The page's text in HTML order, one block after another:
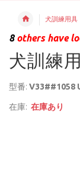
犬訓練用具
8others have
犬訓練
型番: V33##1058
在庫: 在庫あり